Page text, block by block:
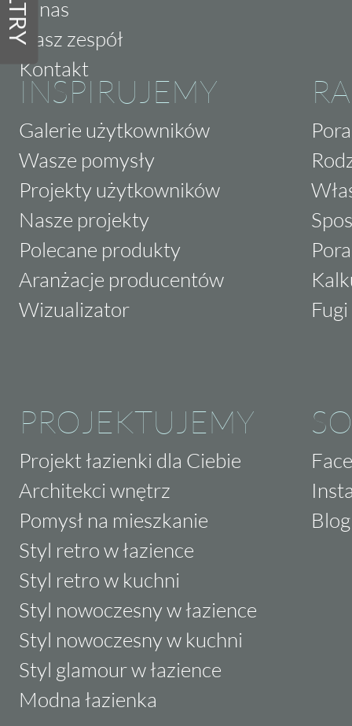
O nas
Nasz zespół
Kontakt
INSPIRUJEMY
Galerie użytkowników
Wasze pomysły
Projekty użytkowników
Nasze projekty
Polecane produkty
Aranżacje producentów
Wizualizator
PROJEKTUJEMY
Projekt łazienki dla Ciebie
Architekci wnętrz
Pomysł na mieszkanie
Styl retro w łazience
Styl retro w kuchni
Styl nowoczesny w łazience
Styl nowoczesny w kuchni
Styl glamour w łazience
Modna łazienka
Blog